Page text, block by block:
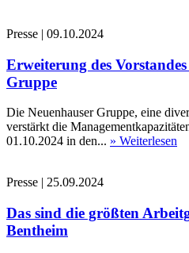
Presse | 09.10.2024
Erweiterung des
Gruppe
Die Neuenhauser Gruppe, eine
verstärkt die
01.10.2024 in den... » Weiterlesen
Presse | 25.09.2024
Das sind die größten
Bentheim